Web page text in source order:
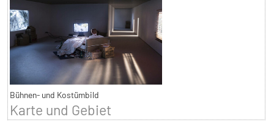
Bühnen- und Kostümbild
Karte und Gebiet